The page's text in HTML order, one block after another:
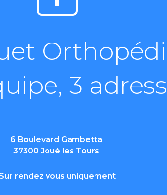
3
6 Boulevard Gambetta
37300 Joué les Tours
Sur rendez vous uniquement